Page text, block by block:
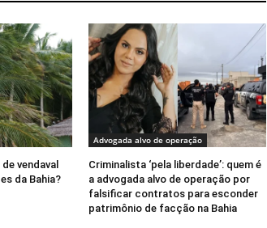
vendaval
da Bahia?
Advogada alvo de operação
Criminalista ‘pela liberdade’: quem é
a advogada alvo de operação por
falsificar contratos para esconder
patrimônio de facção na Bahia